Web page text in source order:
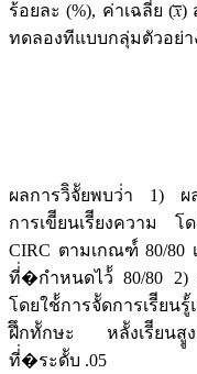
ร้อยละ (%), ค่าเฉลี่ย
ทดลองทีแบบกลุ่มตัวอย่า
ผลการวิิจััยพบว่่า 1) ผ
การเขีียนเรีียงความ โ
CIRC ตามเกณฑ์์ 80/80
ที่่�กำหนดไว้้ 80/80 2)
โดยใช้้การจััดการเรีียน
ฝึึกทัักษะ หลัังเรีียนสููง
ที่่�ระดัับ .05